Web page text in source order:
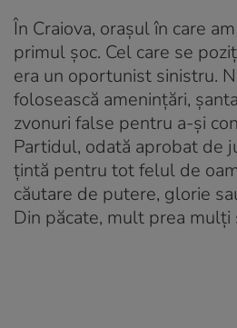
În Craiova, orașul în care
primul șoc. Cel care se
era un oportunist sinistru.
folosească amenințări,
zvonuri false pentru a-și
Partidul, odată aprobat de
țintă pentru tot felul de
căutare de putere, glorie
Din păcate, mult prea mulți